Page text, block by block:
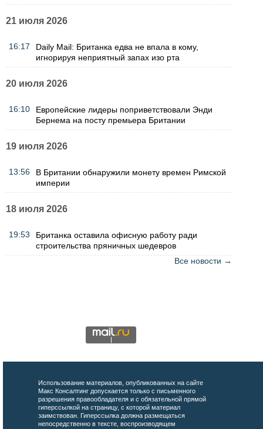
21 июля 2026
16:17
Daily Mail: Британка едва не впала в кому,
игнорируя неприятный запах изо рта
20 июля 2026
16:10
Европейские лидеры поприветствовали Энди
Бернема на посту премьера Британии
19 июля 2026
13:56
В Британии обнаружили монету времен Римской
империи
18 июля 2026
19:53
Британка оставила офисную работу ради
строительства пряничных шедевров
Все новости →
Использование материалов, опубликованных на сайте
Макс Консалтинг допускается только с письменного
разрешения правообладателя и с обязательной прямой
гиперссылкой на страницу, с которой материал
заимствован. Гиперссылка должна размещаться
непосредственно в тексте, воспроизводящем